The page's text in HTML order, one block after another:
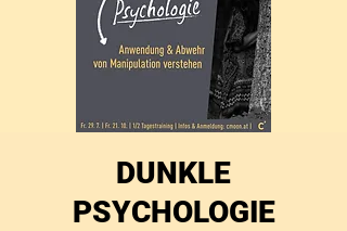
DUNKLE
PSYCHOLOGIE